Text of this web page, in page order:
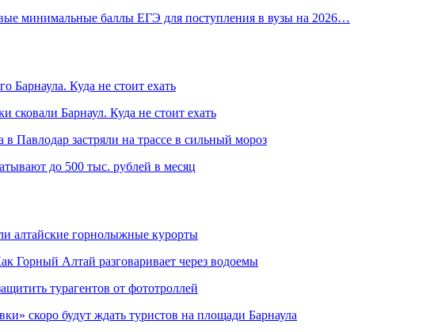
минимальные баллы ЕГЭ для поступления в вузы на 2026…
Барнаула. Куда не стоит ехать
сковали Барнаул. Куда не стоит ехать
в Павлодар застряли на трассе в сильный мороз
до 500 тыс. рублей в месяц
алтайские горнолыжные курорты
Горный Алтай разговаривает через водоемы
турагентов от фототроллей
скоро будут ждать туристов на площади Барнаула